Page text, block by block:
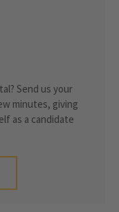
Send us your
minutes, giving
as a candidate